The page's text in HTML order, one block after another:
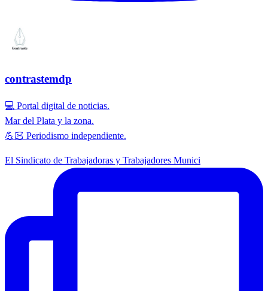
contrastemdp
💻 Portal digital de noticias.
Mar del Plata y la zona.
💪🏻 Periodismo independiente.
El Sindicato de Trabajadoras y Trabajadores Munici